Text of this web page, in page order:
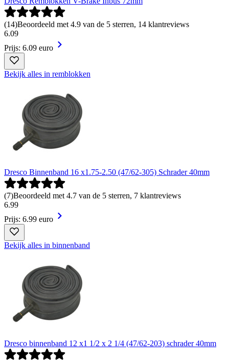
(14)Beoordeeld met 4.9 van de 5 sterren, 14 klantreviews
6.09
Prijs: 6.09 euro
Bekijk alles in remblokken
Dresco Binnenband 16 x1.75-2.50 (47/62-305) Schrader 40mm
(7)Beoordeeld met 4.7 van de 5 sterren, 7 klantreviews
6.99
Prijs: 6.99 euro
Bekijk alles in binnenband
Dresco binnenband 12 x1 1/2 x 2 1/4 (47/62-203) schrader 40mm